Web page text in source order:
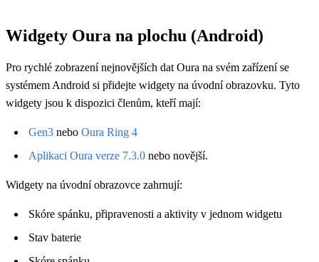
Widgety Oura na plochu (Android)
Pro rychlé zobrazení nejnovějších dat Oura na svém zařízení se
systémem Android si přidejte widgety na úvodní obrazovku. Tyto
widgety jsou k dispozici členům, kteří mají:
Gen3 nebo Oura Ring 4
Aplikaci Oura verze 7.3.0 nebo novější.
Widgety na úvodní obrazovce zahrnují:
Skóre spánku, připravenosti a aktivity v jednom widgetu
Stav baterie